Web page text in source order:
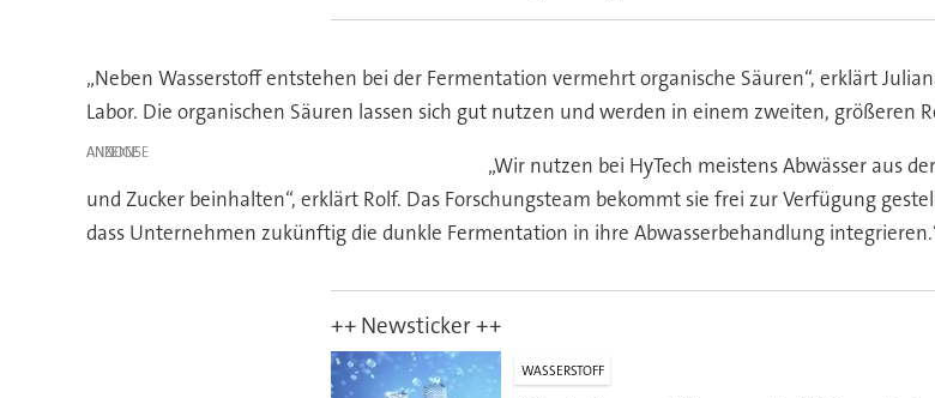
„Neben Wasserstoff entstehen bei der Fermentation vermehrt organische Säuren“, erklärt
Labor. Die organischen Säuren lassen sich gut nutzen und werden in einem zweiten, größeren
ANZEIGE
„Wir nutzen bei HyTech meistens Abwässer aus
und Zucker beinhalten“, erklärt Rolf. Das Forschungsteam bekommt sie frei zur Verfügung
dass Unternehmen zukünftig die dunkle Fermentation in ihre Abwasserbehandlung
++ Newsticker ++
WASSERSTOFF